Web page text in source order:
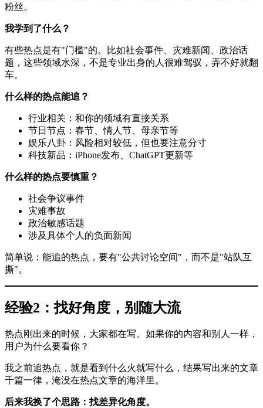
粉丝。
我学到了什么？
有些热点是有"门槛"的。比如社会事件、灾难新闻、政治话
题，这些领域水深，不是专业出身的人很难驾驭，弄不好就翻
车。
什么样的热点能追？
行业相关：和你的领域有直接关系
节日节点：春节、情人节、母亲节等
娱乐八卦：风险相对较低，但也要注意分寸
科技新品：iPhone发布、ChatGPT更新等
什么样的热点要慎重？
社会争议事件
灾难事故
政治敏感话题
涉及具体个人的负面新闻
简单说：能追的热点，要有"公共讨论空间"，而不是"站队互
撕"。
经验2：找好角度，别随大流
热点刚出来的时候，大家都在写。如果你的内容和别人一样，
用户为什么要看你？
我之前追热点，就是看到什么火就写什么，结果写出来的文章
千篇一律，淹没在热点文章的海洋里。
后来我换了个思路：找差异化角度。